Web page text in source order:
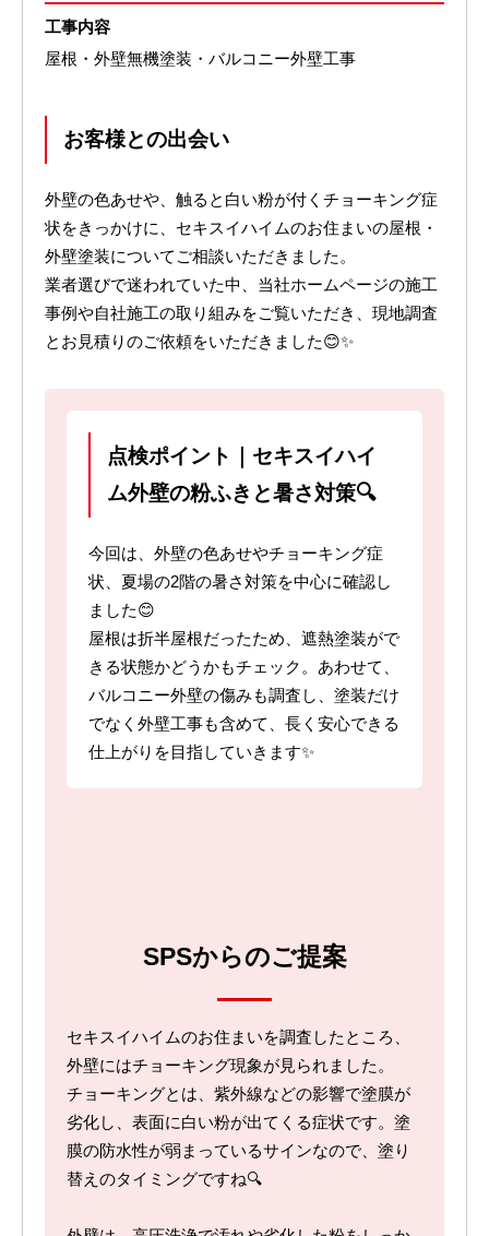
工事内容
屋根・外壁無機塗装・バルコニー外壁工事
お客様との出会い
外壁の色あせや、触ると白い粉が付くチョーキング症
状をきっかけに、セキスイハイムのお住まいの屋根・
外壁塗装についてご相談いただきました。
業者選びで迷われていた中、当社ホームページの施工
事例や自社施工の取り組みをご覧いただき、現地調査
とお見積りのご依頼をいただきました😊✨
点検ポイント｜セキスイハイ
ム外壁の粉ふきと暑さ対策🔍
今回は、外壁の色あせやチョーキング症
状、夏場の2階の暑さ対策を中心に確認し
ました😊
屋根は折半屋根だったため、遮熱塗装がで
きる状態かどうかもチェック。あわせて、
バルコニー外壁の傷みも調査し、塗装だけ
でなく外壁工事も含めて、長く安心できる
仕上がりを目指していきます✨
SPSからのご提案
セキスイハイムのお住まいを調査したところ、
外壁にはチョーキング現象が見られました。
チョーキングとは、紫外線などの影響で塗膜が
劣化し、表面に白い粉が出てくる症状です。塗
膜の防水性が弱まっているサインなので、塗り
替えのタイミングですね🔍